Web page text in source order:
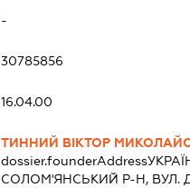
-
30785856
16.04.00
ТИННИЙ ВІКТОР
dossier.founderAddress
СОЛОМ'ЯНСЬКИЙ Р-Н, ВУЛ.